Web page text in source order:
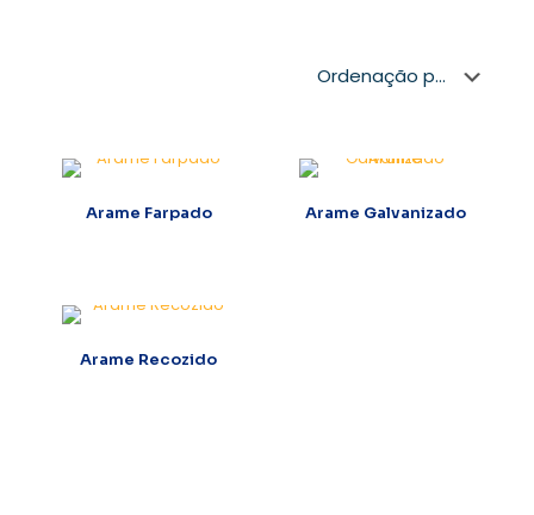
Arame Farpado Arame Galvanizado
Arame Recozido